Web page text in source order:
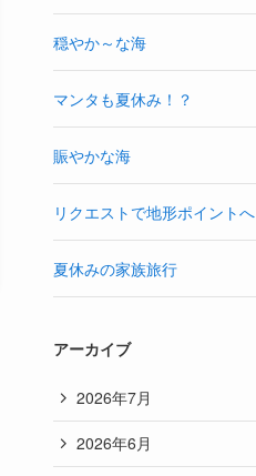
穏やか～な海
マンタも夏休み！？
賑やかな海
リクエストで地形ポイントへ
夏休みの家族旅行
アーカイブ
2026年7月
2026年6月